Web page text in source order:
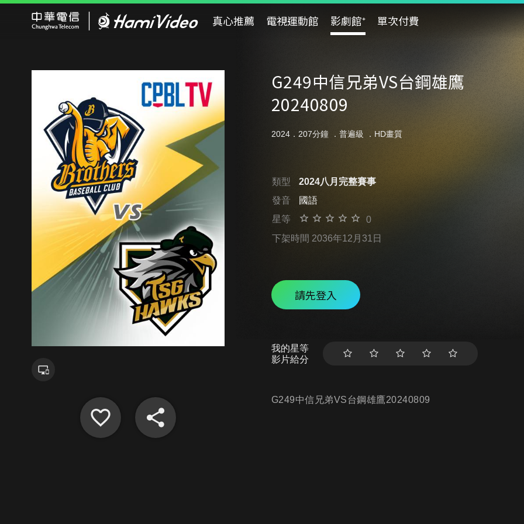
真心推薦 電視運動館 影劇館⁺ 單次付費
G249中信兄弟VS台鋼雄鷹
20240809
2024．207分鐘 ． 普遍級 ．HD畫質
類型
2024八月完整賽事
發音
國語
星等
0
下架時間 2036年12月31日
請先登入
我的星等
影片給分
G249中信兄弟VS台鋼雄鷹20240809